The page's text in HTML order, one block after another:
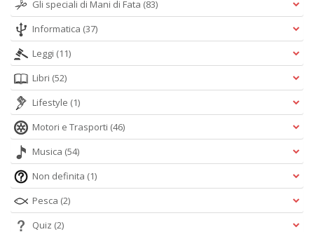
Gli speciali di Mani di Fata (83)
Informatica (37)
Leggi (11)
Libri (52)
Lifestyle (1)
Motori e Trasporti (46)
Musica (54)
Non definita (1)
Pesca (2)
Quiz (2)